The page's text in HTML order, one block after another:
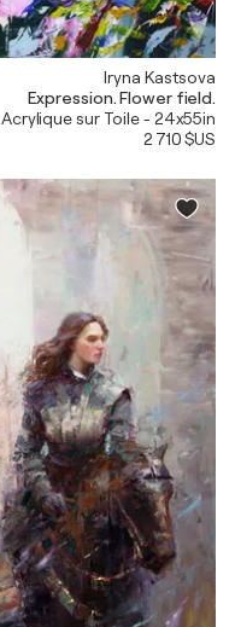
Iryna Kastsova
Expression. Flower field.
Acrylique sur Toile - 24x55in
2 710 $US